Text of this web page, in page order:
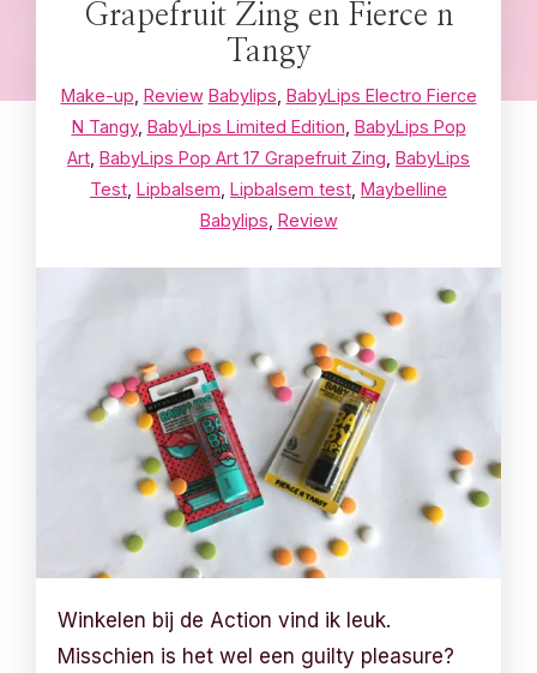
Grapefruit Zing en Fierce n
Tangy
Make-up Review Babylips BabyLips Electro Fierce
N Tangy, BabyLips Limited Edition BabyLips Pop
Art BabyLips Pop Art 17 Grapefruit Zing BabyLips
Test Lipbalsem Lipbalsem test Maybelline
Babylips Review
Winkelen bij de Action vind ik leuk.
Misschien is het wel een guilty pleasure?